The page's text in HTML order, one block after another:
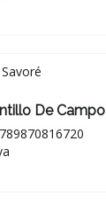
De Campo